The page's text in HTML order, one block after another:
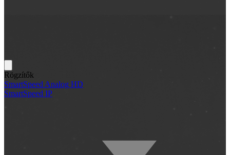
Rögzítők
SmartSpeed Analog HD
SmartSpeed IP